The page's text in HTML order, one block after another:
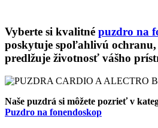
Vyberte si kvalitné puzdro na
poskytuje spoľahlivú
predlžuje životnosť vášho
Naše puzdrá si môžete pozrieť v
Puzdro na fonendoskop